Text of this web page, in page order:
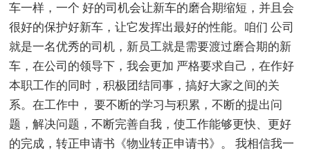
车一样，一个 好的司机会让新车的磨合期缩短，并且会
很好的保护好新车，让它发挥出最好的性能。咱们 公司
就是一名优秀的司机，新员工就是需要渡过磨合期的新
车，在公司的领导下，我会更加 严格要求自己，在作好
本职工作的同时，积极团结同事，搞好大家之间的关
系。在工作中， 要不断的学习与积累，不断的提出问
题，解决问题，不断完善自我，使工作能够更快、更好
的完成，转正申请书《物业转正申请书》。 我相信我一